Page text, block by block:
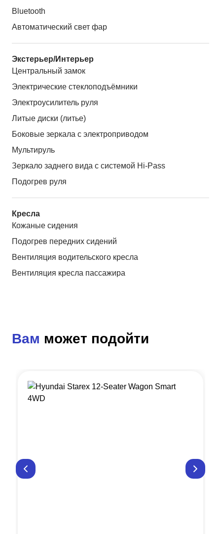
Bluetooth
Автоматический свет фар
Экстерьер/Интерьер
Центральный замок
Электрические стеклоподъёмники
Электроусилитель руля
Литые диски (литье)
Боковые зеркала с электроприводом
Мультируль
Зеркало заднего вида с системой Hi-Pass
Подогрев руля
Кресла
Кожаные сидения
Подогрев передних сидений
Вентиляция водительского кресла
Вентиляция кресла пассажира
Вам может подойти